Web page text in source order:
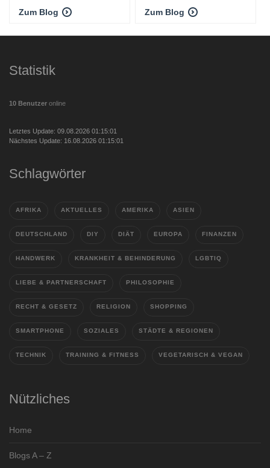
Zum Blog Zum Blog
Statistik
10 Benutzer online
Letztes Update: 09.08.2026 01:15:01
Nächstes Update: 16.08.2026 01:15:01
Schlagwörter
AFRIKA AKTUELLES AMERIKA ASIEN
DEUTSCHLAND DIY DIÄT EUROPA FINANZEN
HANDWERK KRANKHEIT & BEHINDERUNG LGBTIQ
LIEBE & PARTNERSCHAFT PHILOSOPHIE
RECHT & GESETZ RELIGION SHOPPING
SMARTPHONE SOZIALES STÄDTE & REGIONEN
TECHNIK TRAINING & FITNESS VEGETARISCH & VEGAN
Nützliches
Home
Blogs A – Z